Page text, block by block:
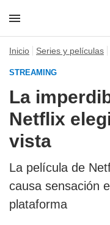
Inicio Series y películas
STREAMING
La
Netflix
vista
La película de
causa sensación
plataforma